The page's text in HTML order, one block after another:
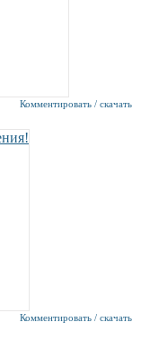
Комментировать / скачать
Комментировать / скачать